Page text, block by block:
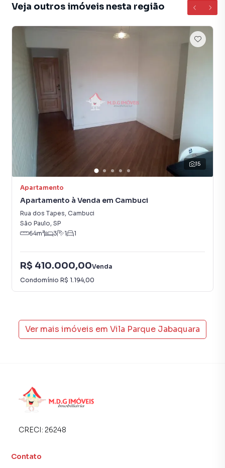
São Paulo, especialmente em Vila Parque Jabaquara. Isso
produzir campanhas específicas para São Paulo, o que
aumenta muito o número de contatos interessados e
tendo como consequência uma maior chance de vender ou
alugar seu imóvel mais rápido. Contamos também com um
time de programadores, corretores treinados e uma
central de atendimento preparada para atender
proprietários e inquilinos.
Veja outros imóveis nesta região
15
Apartamento
Apartamento à Venda em Cambuci
Rua dos Tapes, Cambuci
São Paulo, SP
64m² 3 1 1
R$ 410.000,00Venda
Condomínio R$ 1.194,00
Ver mais imóveis em Vila Parque Jabaquara
CRECI: 26248
Contato